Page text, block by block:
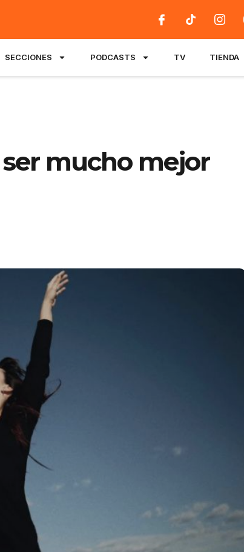
SECCIONES PODCASTS TV TIENDA
mucho mejor